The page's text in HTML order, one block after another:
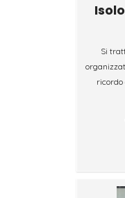
Si